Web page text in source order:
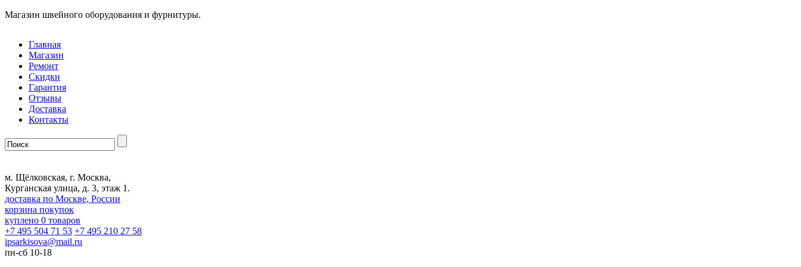
Магазин швейного оборудования и фурнитуры.
Главная
Магазин
Ремонт
Скидки
Гарантия
Отзывы
Доставка
Контакты
м. Щёлковская, г. Москва,
Курганская улица, д. 3, этаж 1.
доставка по Москве, России
корзина покупок
куплено 0 товаров
+7 495 504 71 53 +7 495 210 27 58
ipsarkisova@mail.ru
пн-сб 10-18